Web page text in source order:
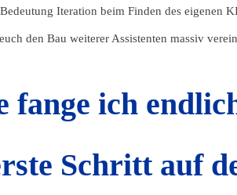
Iteration beim Finden des eigenen
den Bau weiterer Assistenten massiv
fange ich
Schritt auf